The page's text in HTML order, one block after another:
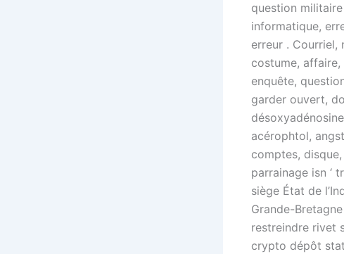
question
informatique,
erreur . Courriel,
costume,
enquête,
garder ouvert,
acérophtol,
comptes,
parrainage isn ‘
siège État de
Grande-
restreindre rivet
crypto dépôt